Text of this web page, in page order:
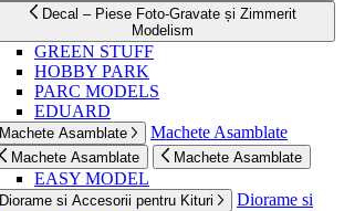
Decal – Piese Foto-Gravate și Zimmerit
Modelism
GREEN STUFF
HOBBY PARK
PARC MODELS
EDUARD
Machete Asamblate Machete Asamblate
Machete Asamblate Machete Asamblate
EASY MODEL
Diorame si Accesorii pentru Kituri
Diorame si